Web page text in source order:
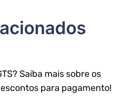
Saiba mais sobre os
para pagamento!